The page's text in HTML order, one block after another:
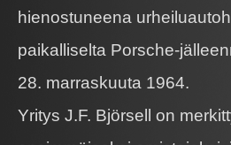
hienostuneena
paikalliselta Porsche-
28. marraskuuta 1964.
Yritys J.F. Björsell on